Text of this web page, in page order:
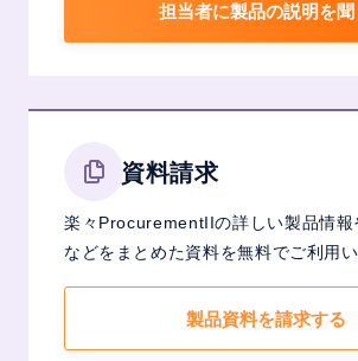
担当者に製品の説明を聞
資料請求
楽々ProcurementIIの詳しい製品情報
などをまとめた資料を無料でご利用い
製品資料を請求する